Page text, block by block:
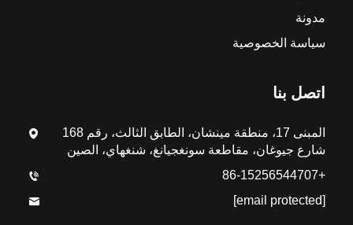
مدونة
سياسة الخصوصية
اتصل بنا
المبنى 17، منطقة مينشان، الطابق الثالث، رقم 168
شارع جيوغان، مقاطعة سونغجيانغ، شنغهاي، الصين
+86-15256544707
[email protected]